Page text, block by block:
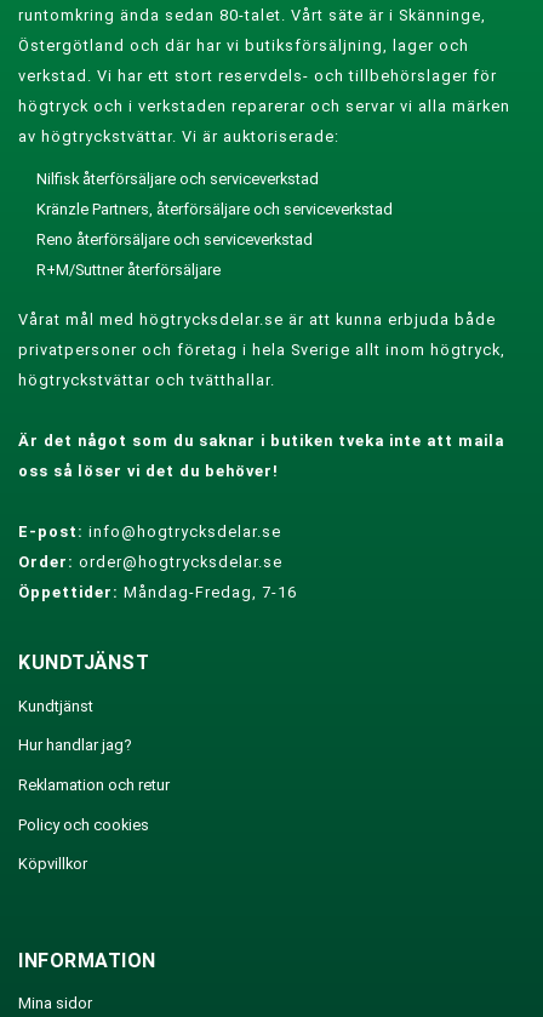
runtomkring ända sedan 80-talet. Vårt säte är i Skänninge,
Östergötland och där har vi butiksförsäljning, lager och
verkstad. Vi har ett stort reservdels- och tillbehörslager för
högtryck och i verkstaden reparerar och servar vi alla märken
av högtryckstvättar. Vi är auktoriserade:
Nilfisk återförsäljare och serviceverkstad
Kränzle Partners, återförsäljare och serviceverkstad
Reno återförsäljare och serviceverkstad
R+M/Suttner återförsäljare
Vårat mål med högtrycksdelar.se är att kunna erbjuda både
privatpersoner och företag i hela Sverige allt inom högtryck,
högtryckstvättar och tvätthallar.
Är det något som du saknar i butiken tveka inte att maila
oss så löser vi det du behöver!
E-post: info@hogtrycksdelar.se
Order: order@hogtrycksdelar.se
Öppettider: Måndag-Fredag, 7-16
KUNDTJÄNST
Kundtjänst
Hur handlar jag?
Reklamation och retur
Policy och cookies
Köpvillkor
INFORMATION
Mina sidor